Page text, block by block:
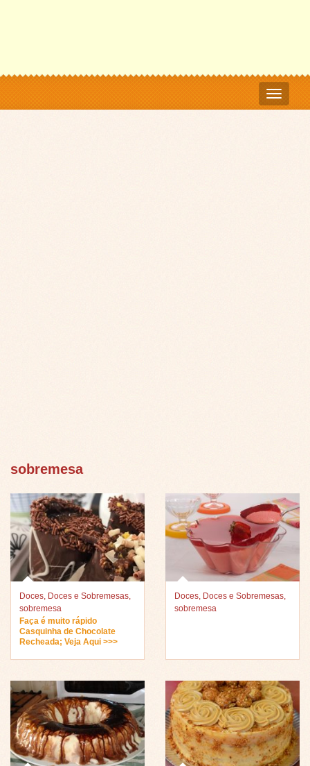
sobremesa
Doces, Doces e Sobremesas,
sobremesa
Faça é muito rápido
Casquinha de Chocolate
Recheada; Veja Aqui >>>
Doces, Doces e Sobremesas,
sobremesa